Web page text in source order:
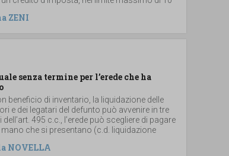
ZENI
senza termine per l’erede che ha
beneficio di inventario, la liquidazione delle
e dei legatari del defunto può avvenire in tre
495 c.c., l’erede può scegliere di pagare
che si presentano (c.d. liquidazione
NOVELLA